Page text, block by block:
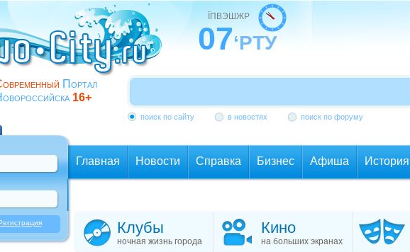
Портал
16+
ЇПВЭШЖР
07‘РТУ
поиск по сайту в новостях
поиск по форуму
Главная Новости Справка Бизнес Афиша История
Клубы
ночная жизнь города
Кино
на больших экранах